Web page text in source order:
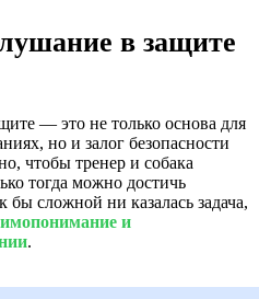
в защите
— это не только основа для
но и залог безопасности
чтобы тренер и собака
тогда можно достичь
бы сложной ни казалась задача,
и
.